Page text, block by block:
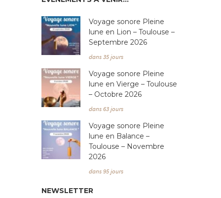
Voyage sonore Pleine
lune en Lion – Toulouse –
Septembre 2026
dans 35 jours
Voyage sonore Pleine
lune en Vierge – Toulouse
– Octobre 2026
dans 63 jours
Voyage sonore Pleine
lune en Balance –
Toulouse – Novembre
2026
dans 95 jours
NEWSLETTER